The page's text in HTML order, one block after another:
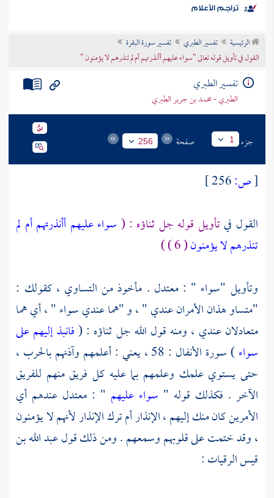
موضوعي
تراجم الأعلام
الرئيسية تفسير الطبري
تفسير سورة البقرة
القول في تأويل قوله تعالى "سواء عليهم أأنذرتهم أم لم تنذرهم لا يؤمنون "
تفسير الطبري
الطبري - محمد بن جرير الطبري
جزء 1 صفحة 256
[ص:
القول فيتأويل قوله جل ثناؤه : ( سواء عليهم أأنذرتهم أم لم
تنذرهم لا يؤمنون( 6 ) )
وتأويل "سواء " : معتدل . مأخوذ من التساوي ، كقولك :
"متساو هذان الأمران عندي " ، و "هما عندي سواء " ، أي هما
متعادلان عندي ، ومنه قول الله جل ثناؤه : (فانبذ إليهم على
سواء
) سورة الأنفال : 58 ، يعني : أعلمهم وآذنهم بالحرب ،
حتى يستوي علمك وعلمهم بما عليه كل فريق منهم للفريق
الآخر . فكذلك قوله " سواء عليهم " : معتدل عندهم أي
الأمرين كان منك إليهم ، الإنذار أم ترك الإنذار لأنهم لا يؤمنون
، وقد ختمت على قلوبهم وسمعهم . ومن ذلك قولعبد الله بن
قيس الرقيات: